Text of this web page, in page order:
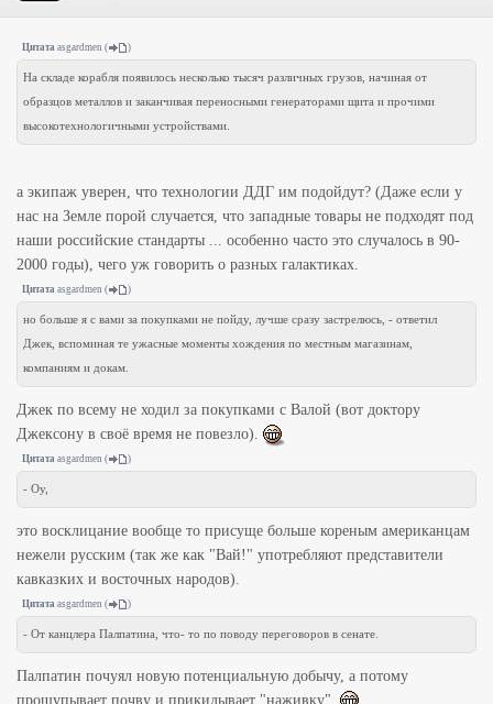
Цитата asgardmen ( )
На складе корабля появилось несколько тысяч различных грузов, начиная от
образцов металлов и заканчивая переносными генераторами щита и прочими
высокотехнологичными устройствами.
а экипаж уверен, что технологии ДДГ им подойдут? (Даже если у
нас на Земле порой случается, что западные товары не подходят под
наши российские стандарты ... особенно часто это случалось в 90-
2000 годы), чего уж говорить о разных галактиках.
Цитата asgardmen ( )
но больше я с вами за покупками не пойду, лучше сразу застрелюсь, - ответил
Джек, вспоминая те ужасные моменты хождения по местным магазинам,
компаниям и докам.
Джек по всему не ходил за покупками с Валой (вот доктору
Джексону в своё время не повезло).
Цитата asgardmen ( )
- Оу,
это восклицание вообще то присуще больше кореным американцам
нежели русским (так же как "Вай!" употребляют представители
кавказких и восточных народов).
Цитата asgardmen ( )
- От канцлера Палпатина, что- то по поводу переговоров в сенате.
Палпатин почуял новую потенциальную добычу, а потому
прощупывает почву и прикидывает "наживку".